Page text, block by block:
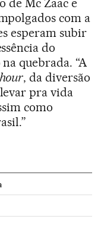
de Mc Zaac e
com a
esperam subir
do
quebrada. “A
, da diversão
pra vida
como